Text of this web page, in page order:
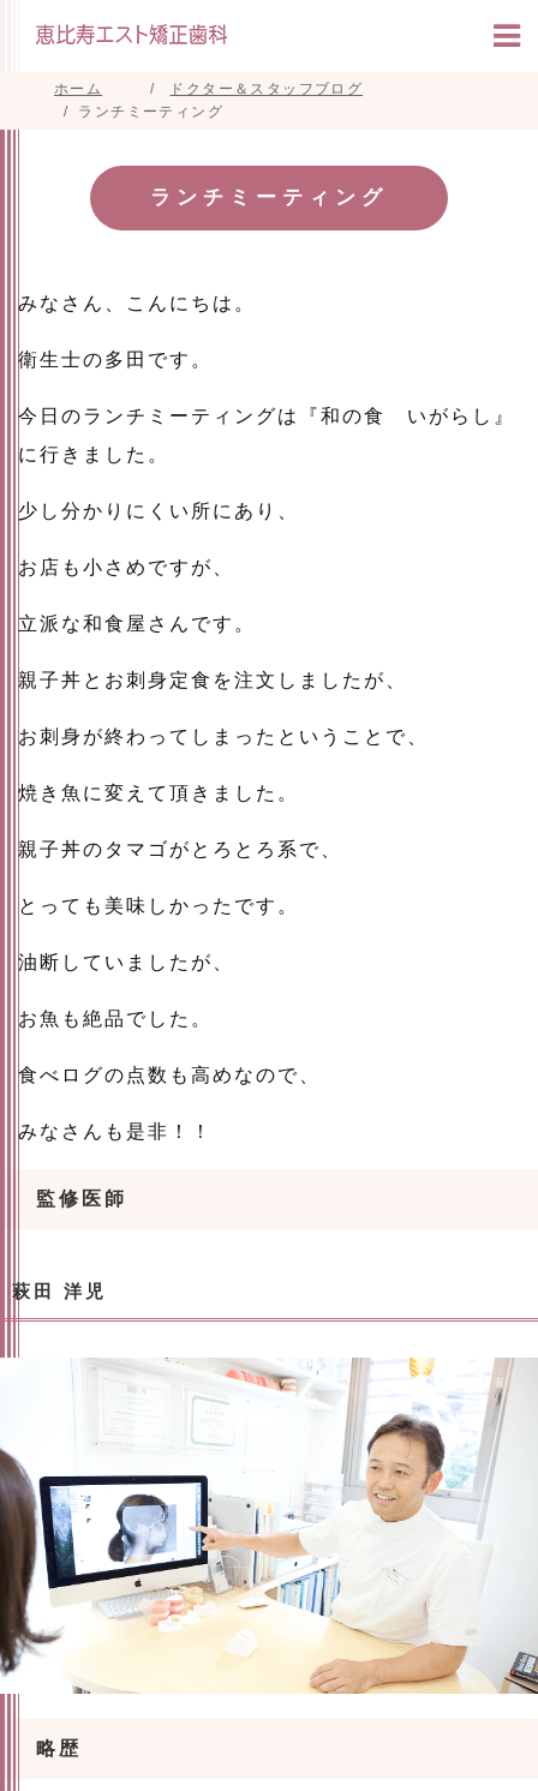
ホーム
ドクター＆スタッフブログ
ランチミーティング
ランチミーティング
みなさん、こんにちは。
衛生士の多田です。
今日のランチミーティングは『和の食 いがらし』
に行きました。
少し分かりにくい所にあり、
お店も小さめですが、
立派な和食屋さんです。
親子丼とお刺身定食を注文しましたが、
お刺身が終わってしまったということで、
焼き魚に変えて頂きました。
親子丼のタマゴがとろとろ系で、
とっても美味しかったです。
油断していましたが、
お魚も絶品でした。
食べログの点数も高めなので、
みなさんも是非！！
監修医師
萩田 洋児
略歴